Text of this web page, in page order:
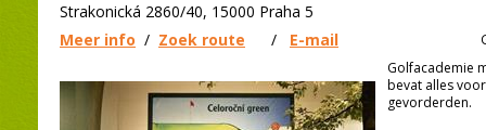
Strakonická 2860/40, 15000 Praha 5
Meer info / Zoek route / E-mail
Golfacademie
bevat alles
gevorderden.